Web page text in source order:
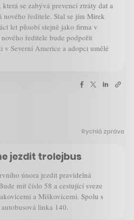
která se zabývá prevencí ztráty dat a
ředitele. Stal se jím Mirek
let působí stejně jako firma v
ředitele bude podpořit
v Severní Americe a adopci umělé
Rychlá zpráva
jezdit trolejbus
února jezdit pravidelná
mít číslo 58 a cestující sveze
a Miškovicemi. Spolu s
linka 140.